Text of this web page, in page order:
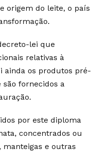
origem do leite, o país
lei que
relativas à
ainda os produtos pré-
fornecidos a
por este diploma
concentrados ou
manteigas e outras